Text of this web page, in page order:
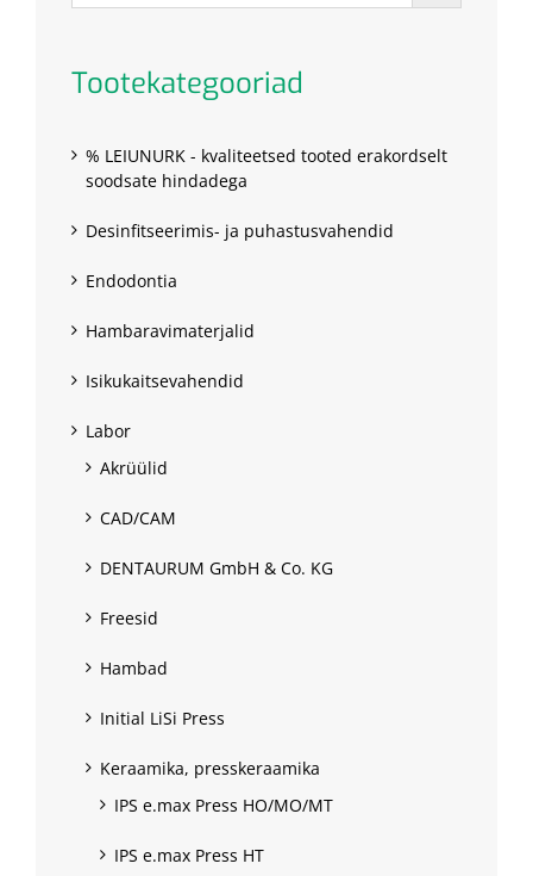
Tootekategooriad
% LEIUNURK - kvaliteetsed tooted erakordselt
soodsate hindadega
Desinfitseerimis- ja puhastusvahendid
Endodontia
Hambaravimaterjalid
Isikukaitsevahendid
Labor
Akrüülid
CAD/CAM
DENTAURUM GmbH & Co. KG
Freesid
Hambad
Initial LiSi Press
Keraamika, presskeraamika
IPS e.max Press HO/MO/MT
IPS e.max Press HT